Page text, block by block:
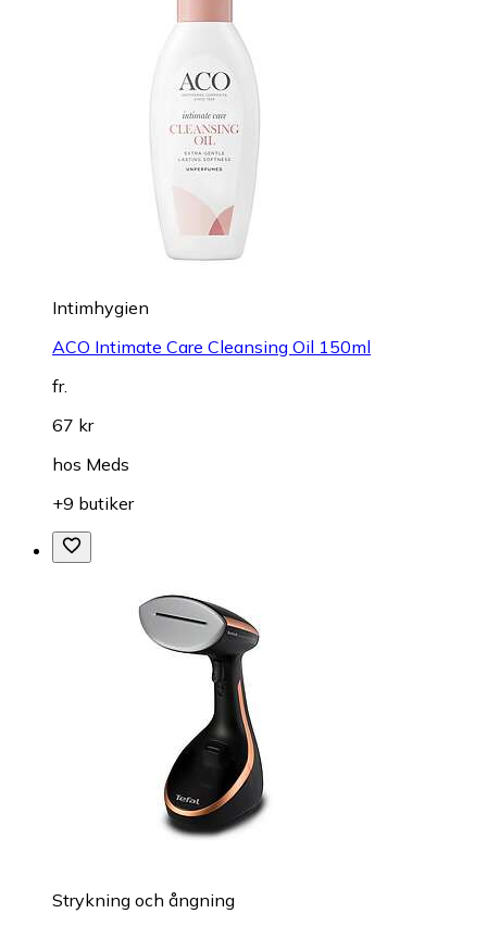
Intimhygien
ACO Intimate Care Cleansing Oil 150ml
fr.
67 kr
hos Meds
+9 butiker
Strykning och ångning